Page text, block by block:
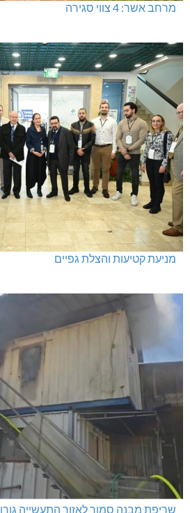
מרחב אשר: 4 צווי סגירה
מניעת קטיעות והצלת גפיים
שריפת מבנה סמוך לאזור התעשייה גורן